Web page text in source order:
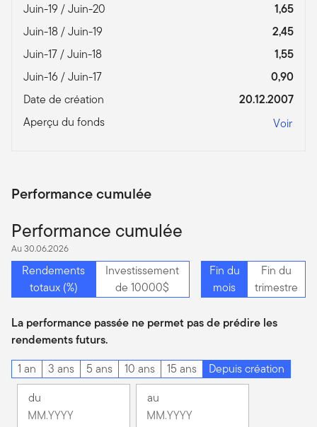
Juin-19 / Juin-20
1,65
Juin-18 / Juin-19
2,45
Juin-17 / Juin-18
1,55
Juin-16 / Juin-17
0,90
Date de création
20.12.2007
Aperçu du fonds
Voir
Performance cumulée
Performance cumulée
Au 30.06.2026
Rendements
totaux (%)
Investissement
de 10000$
Fin du
mois
Fin du
trimestre
La performance passée ne permet pas de prédire les
rendements futurs.
1 an
3 ans 5 ans 10 ans 15 ans
Depuis création
du
Changement
au